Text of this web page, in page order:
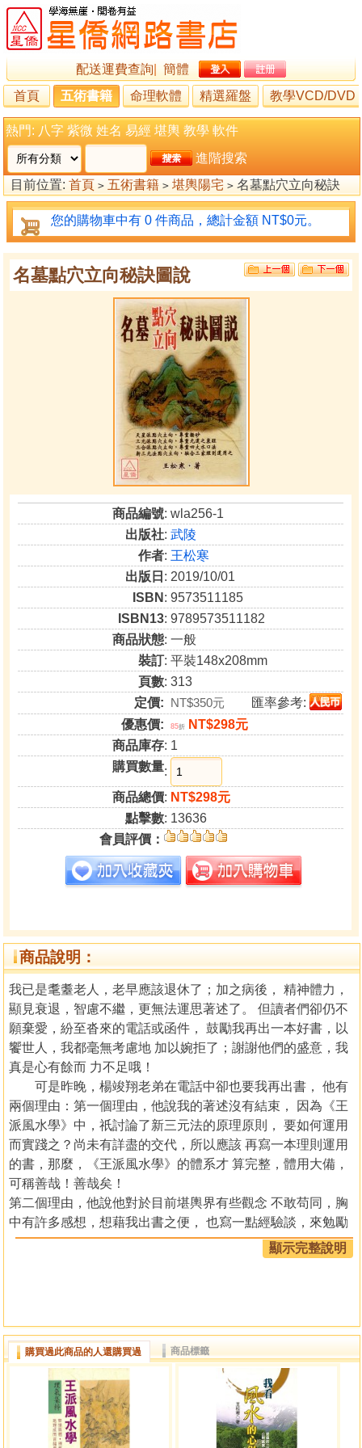
配送運費查詢
簡體
首頁
五術書籍 命理軟體 精選羅盤 教學VCD/DVD
熱門: 八字 紫微 姓名 易經 堪輿 教學 軟件
進階搜索
目前位置: 首頁 > 五術書籍 > 堪輿陽宅 > 名墓點穴立向秘訣
圖說
您的購物車中有 0 件商品，總計金額 NT$0元。
名墓點穴立向秘訣圖說
商品編號: wla256-1
出版社:武陵
作者: 王松寒
出版日 : 2019/10/01
ISBN : 9573511185
ISBN13: 9789573511182
商品狀態: 一般
裝訂: 平裝148x208mm
頁數: 313
定價: NT$350元
匯率參考:
優惠價:
85折
NT$298元
商品庫存: 1
購買數量:
商品總價: NT$298元
點擊數: 13636
會員評價：
商品說明：
我已是耄耋老人，老早應該退休了；加之病後， 精神體力，
顯見衰退，智慮不繼，更無法運思著述了。 但讀者們卻仍不
願棄愛，紛至沓來的電話或函件， 鼓勵我再出一本好書，以
饗世人，我都毫無考慮地 加以婉拒了；謝謝他們的盛意，我
真是心有餘而 力不足哦！
可是昨晚，楊竣翔老弟在電話中卻也要我再出書， 他有
兩個理由：第一個理由，他說我的著述沒有結束， 因為《王
派風水學》中，祇討論了新三元法的原理原則， 要如何運用
而實踐之？尚未有詳盡的交代，所以應該 再寫一本理則運用
的書，那麼，《王派風水學》的體系才 算完整，體用大備，
可稱善哉！善哉矣！
第二個理由，他說他對於目前堪輿界有些觀念 不敢苟同，胸
中有許多感想，想藉我出書之便， 也寫一點經驗談，來勉勵
風水界的朋友們，要努力 去求真知，要虛心去求實學，那才
是有益於社會人群， 也才是自己能獲福報的源泉哩！若誑言
報答他這一番善意了。那麼，究竟要 寫什麼呢？忽然，觸動
了我的記憶，在十三年前， 也就是一九八五年間，我曾整理
出了一本東西，題曰： 《古名墓點穴立向秘訣圖記》，這正
是《王派風水學》 中新三元法原則原理實踐的最佳範例，也
是中國堪輿界 先賢們，對於點穴立向所作出的最精彩的哲理
寶典， 使人發富發貴，竟至毫無疑議者，真是旋轉乾坤而 奪
顯示完整說明
購買過此商品的人還購買過 商品標籤